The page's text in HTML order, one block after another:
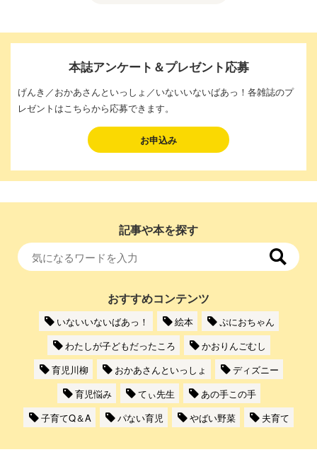
本誌アンケート＆プレゼント応募
げんき／おかあさんといっしょ／いないいないばあっ！各雑誌のプ
レゼントはこちらから応募できます。
お申込み
記事や本を探す
おすすめコンテンツ
いないいないばあっ！ 絵本
ぷにおちゃん
わたしが子どもだったころ
かおりんごむし
育児川柳
おかあさんといっしょ
ディズニー
育児悩み
てぃ先生
あの手この手
子育てQ＆A
パない育児 やばい野菜 夫育て